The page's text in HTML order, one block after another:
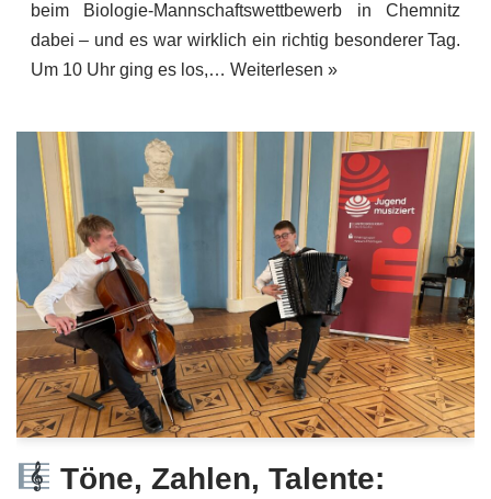
beim Biologie-Mannschaftswettbewerb in Chemnitz
dabei – und es war wirklich ein richtig besonderer Tag.
Um 10 Uhr ging es los,… Weiterlesen »
Töne, Zahlen, Talente: